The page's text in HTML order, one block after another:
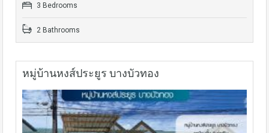
3 Bedrooms
2 Bathrooms
หมู่บ้านหงส์ประยูร บางบัวทอง